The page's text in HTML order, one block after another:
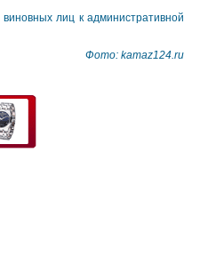
лиц к административной
Фото: kamaz124.ru